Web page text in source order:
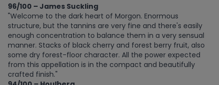
96/100 – James Suckling
"Welcome to the dark heart of Morgon. Enormous
structure, but the tannins are very fine and there's easily
enough concentration to balance them in a very sensual
manner. Stacks of black cherry and forest berry fruit, also
some dry forest-floor character. All the power expected
from this appellation is in the compact and beautifully
crafted finish."